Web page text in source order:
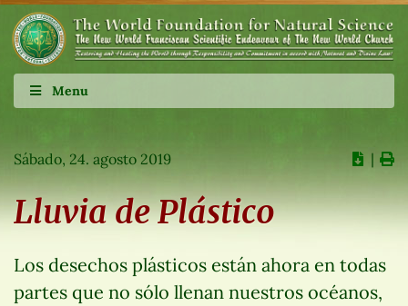
Menu
Sábado, 24. agosto 2019 ∣
Lluvia de Plástico
Los desechos plásticos están ahora en todas
partes que no sólo llenan nuestros océanos,